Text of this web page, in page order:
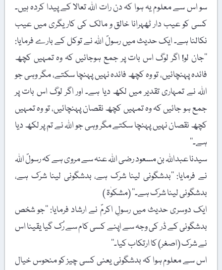
سو اس سے معلوم یہ ہوا کہ دن رات اللہ تعالا کے پیدا کردہ ہیں۔
کسی کو عیب دار ٹھہرانا خالق و مالک کی کاریگری میں عیب
نکالنا ہے۔ ایک حدیث میں رسولؐ اللہ نے توکل کے بارے فرمایا:
’’جان لو! اگر لوگ اس بات پر جمع ہوجائیں کہ وہ تمہیں کچھ
فائدہ پہنچائیں، تو وہ کچھ فائدہ نہیں پہنچا سکتے، مگر وہی جو
اللہ نے تمہاری تقدیر میں لکھ دیا ہے۔ اور اگر لوگ اس بات پر
جمع ہو جائیں کہ وہ تمہیں کچھ نقصان پہنچائیں، تو وہ تمہیں
کچھ نقصان نہیں پہنچا سکتے مگر وہی جو اللہ نے تم پر لکھ دیا
ہے۔‘‘
سیدنا عبداللہ بن مسعود رضی اللہ عنہ سے مروی ہے کہ رسولؐ اللہ
نے فرمایا: ’’بدشگونی لینا شرک ہے، بدشگونی لینا شرک ہے،
بدشگونی لینا شرک ہے۔‘‘ (مشکوٰۃ )
ایک دوسری حدیث میں رسولِ اکرمؐ نے ارشاد فرمایا: ’’جو شخص
بدشگونی کے ڈر کی وجہ سے اپنے کسی کام سے رُک گیا یقینا اس
نے شرک (اصغر) کا ارتکاب کیا۔‘‘
اس سے معلوم ہوا کہ بدشگونی یعنی کسی چیز کو منحوس خیال